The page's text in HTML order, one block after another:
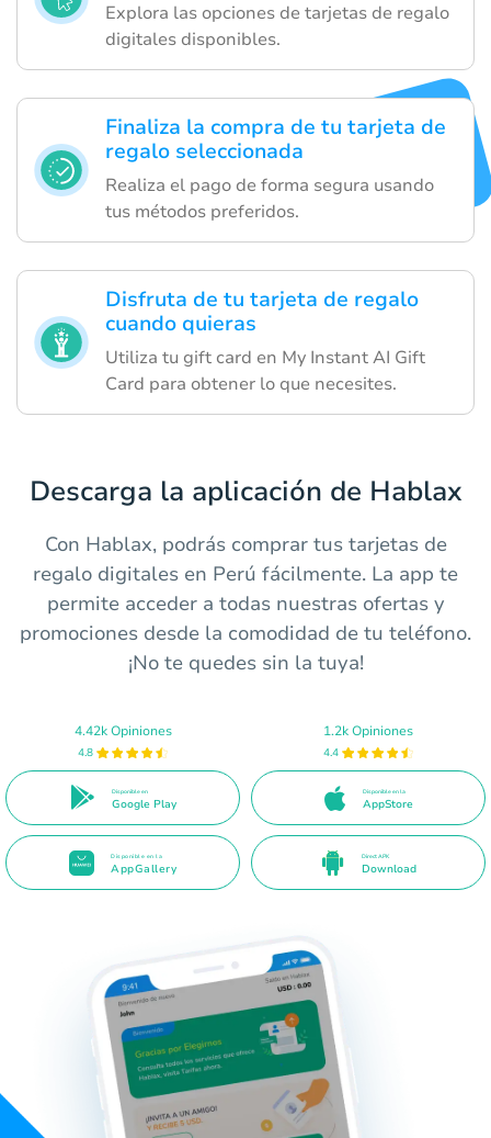
Explora las opciones de tarjetas de regalo
digitales disponibles.
Finaliza la compra de tu tarjeta de
regalo seleccionada
Realiza el pago de forma segura usando
tus métodos preferidos.
Disfruta de tu tarjeta de regalo
cuando quieras
Utiliza tu gift card en My Instant AI Gift
Card para obtener lo que necesites.
Descarga la aplicación de Hablax
Con Hablax, podrás comprar tus tarjetas de
regalo digitales en Perú fácilmente. La app te
permite acceder a todas nuestras ofertas y
promociones desde la comodidad de tu teléfono.
¡No te quedes sin la tuya!
4.42k Opiniones
4.8
Disponible en
Google Play
1.2k Opiniones
4.4
Disponible en la
AppStore
Disponible en la
AppGallery
Direct APK
Download